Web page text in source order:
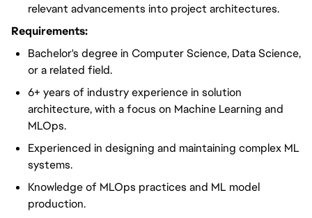
relevant advancements into project architectures.
Requirements:
Bachelor's degree in Computer Science, Data Science,
or a related field.
6+ years of industry experience in solution
architecture, with a focus on Machine Learning and
MLOps.
Experienced in designing and maintaining complex ML
systems.
Knowledge of MLOps practices and ML model
production.